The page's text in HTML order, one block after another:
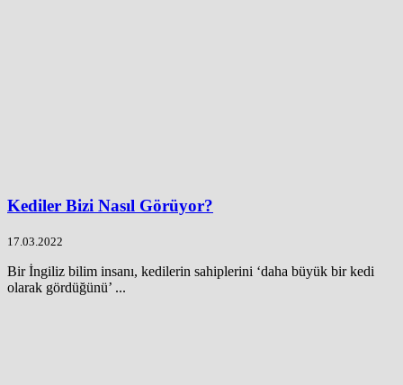
Kediler Bizi Nasıl Görüyor?
17.03.2022
Bir İngiliz bilim insanı, kedilerin sahiplerini ‘daha büyük bir kedi
olarak gördüğünü’ ...